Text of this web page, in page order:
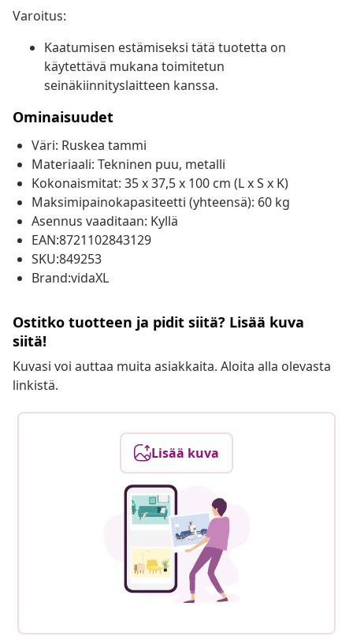
Varoitus:
Kaatumisen estämiseksi tätä tuotetta on
käytettävä mukana toimitetun
seinäkiinnityslaitteen kanssa.
Ominaisuudet
Väri: Ruskea tammi
Materiaali: Tekninen puu, metalli
Kokonaismitat: 35 x 37,5 x 100 cm (L x S x K)
Maksimipainokapasiteetti (yhteensä): 60 kg
Asennus vaaditaan: Kyllä
EAN:8721102843129
SKU:849253
Brand:vidaXL
Ostitko tuotteen ja pidit siitä? Lisää kuva
siitä!
Kuvasi voi auttaa muita asiakkaita. Aloita alla olevasta
linkistä.
Lisää kuva